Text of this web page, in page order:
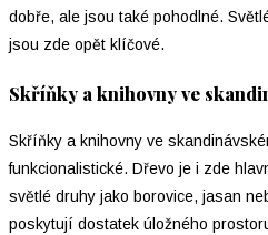
dobře, ale jsou také pohodlné.
jsou zde opět klíčové.
Skříňky a knihovny ve
Skříňky a knihovny ve
funkcionalistické. Dřevo je i zde
světlé druhy jako borovice, jasan
poskytují dostatek úložného